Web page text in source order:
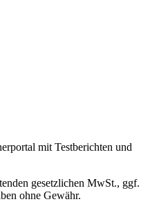
mit Testberichten und
gesetzlichen MwSt., ggf.
ohne Gewähr.